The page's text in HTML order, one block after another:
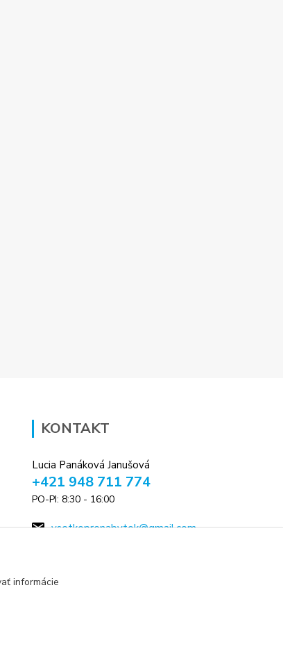
KONTAKT
Lucia Panáková Janušová
+421 948 711 774
PO-PI: 8:30 - 16:00
vsetkoprenabytok@gmail.com
informácie